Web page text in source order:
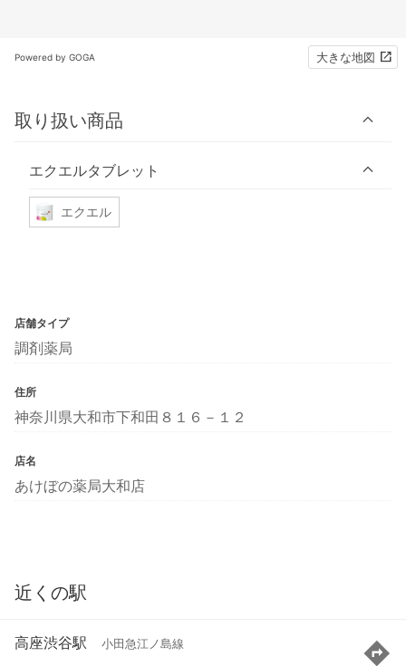
Powered by GOGA 大きな地図
取り扱い商品
エクエルタブレット
エクエル
店舗タイプ
調剤薬局
住所
神奈川県大和市下和田８１６－１２
店名
あけぼの薬局大和店
近くの駅
高座渋谷駅 小田急江ノ島線